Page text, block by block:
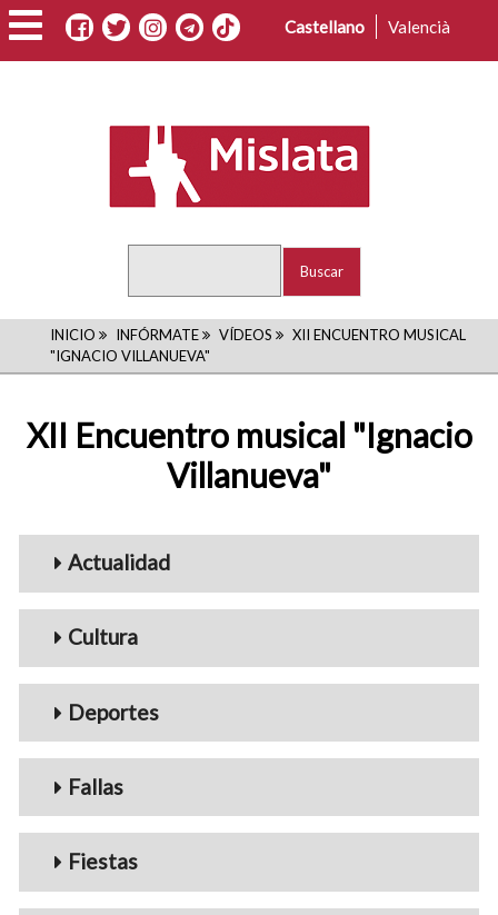
Pasar
al
contenido
Castellano Valencià
RUTA
DE
NAVEGACIÓN
INICIO INFÓRMATE VÍDEOS
XII ENCUENTRO MUSICAL
"IGNACIO VILLANUEVA"
XII Encuentro musical "Ignacio
Villanueva"
Menu_Videos
Actualidad
Cultura
Deportes
Fallas
Fiestas